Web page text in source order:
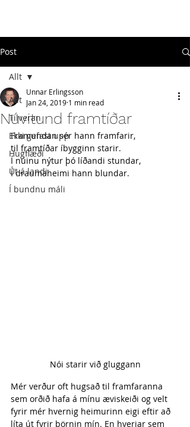
Post
Allt
Tilveran
Ekki gefast upp
Hugflæði
Út á landi
Í bundnu máli
Allt
Núvitund framtíðar
Unnar Erlingsson
Jan 24, 2019 1 min read
Framundan sér hann framfarir,
til framtíðar íbygginn starir.
Í núinu nýtur þó líðandi stundar,
Í draumaheimi hann blundar.
Nói starir við gluggann
Mér verður oft hugsað til framfaranna
sem orðið hafa á mínu æviskeiði og velt
fyrir mér hvernig heimurinn eigi eftir að
líta út fyrir börnin mín. En hverjar sem